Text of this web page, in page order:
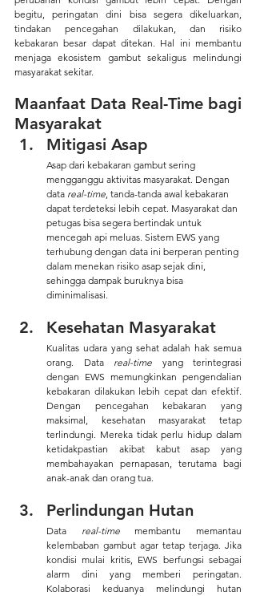
begitu, peringatan dini bisa segera dikeluarkan,
tindakan pencegahan dilakukan, dan risiko
kebakaran besar dapat ditekan. Hal ini membantu
menjaga ekosistem gambut sekaligus melindungi
masyarakat sekitar.
Maanfaat Data Real-Time bagi
Masyarakat
Mitigasi Asap
Asap dari kebakaran gambut sering
mengganggu aktivitas masyarakat. Dengan
data real-time, tanda-tanda awal kebakaran
dapat terdeteksi lebih cepat. Masyarakat dan
petugas bisa segera bertindak untuk
mencegah api meluas. Sistem EWS yang
terhubung dengan data ini berperan penting
dalam menekan risiko asap sejak dini,
sehingga dampak buruknya bisa
diminimalisasi.
Kesehatan Masyarakat
Kualitas udara yang sehat adalah hak semua
orang. Data real-time yang terintegrasi
dengan EWS memungkinkan pengendalian
kebakaran dilakukan lebih cepat dan efektif.
Dengan pencegahan kebakaran yang
maksimal, kesehatan masyarakat tetap
terlindungi. Mereka tidak perlu hidup dalam
ketidakpastian akibat kabut asap yang
membahayakan pernapasan, terutama bagi
anak-anak dan orang tua.
Perlindungan Hutan
Data real-time membantu memantau
kelembaban gambut agar tetap terjaga. Jika
kondisi mulai kritis, EWS berfungsi sebagai
alarm dini yang memberi peringatan.
Kolaborasi keduanya melindungi hutan